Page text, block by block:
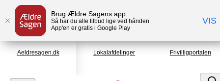
Brug Ældre Sagens app
Så har du alle tilbud lige ved hånden
App'en er gratis i Google Play
VIS
Aeldresagen.dk Lokalafdelinger Frivilligportalen